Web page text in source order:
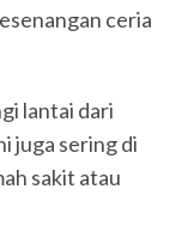
ceria
lantai dari
juga sering di
sakit atau